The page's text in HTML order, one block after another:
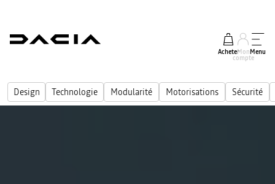
AcheterMon
compte
Menu
Design Technologie Modularité Motorisations Sécurité